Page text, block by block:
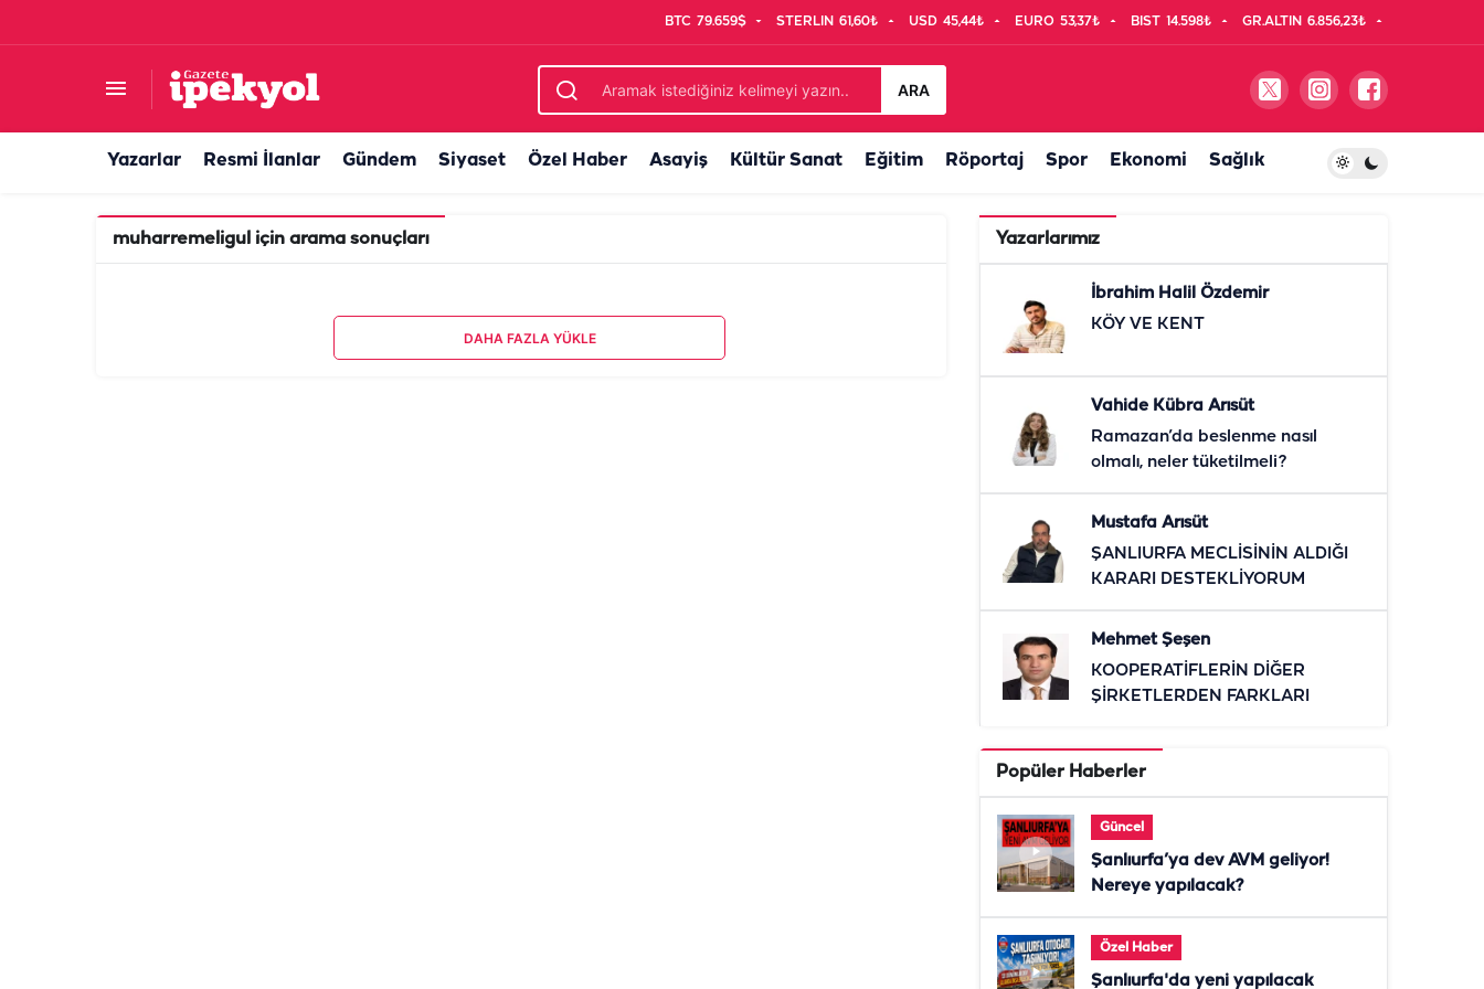
BTC 79.659$ STERLIN 61,60₺ USD 45,44₺ EURO 53,37₺ BIST 14.598₺ GR.ALTIN 6.856,23₺
ARA
Yazarlar Resmi İlanlar Gündem Siyaset Özel Haber Asayiş Kültür Sanat Eğitim Röportaj Spor Ekonomi Sağlık
muharremeligul için arama sonuçları
DAHA FAZLA YÜKLE
Yazarlarımız
İbrahim Halil Özdemir
KÖY VE KENT
Vahide Kübra Arısüt
Ramazan’da beslenme nasıl
olmalı, neler tüketilmeli?
Mustafa Arısüt
ŞANLIURFA MECLİSİNİN ALDIĞI
KARARI DESTEKLİYORUM
Mehmet Şeşen
KOOPERATİFLERİN DİĞER
ŞİRKETLERDEN FARKLARI
Popüler Haberler
Güncel
Şanlıurfa’ya dev AVM geliyor!
Nereye yapılacak?
Özel Haber
Şanlıurfa'da yeni yapılacak